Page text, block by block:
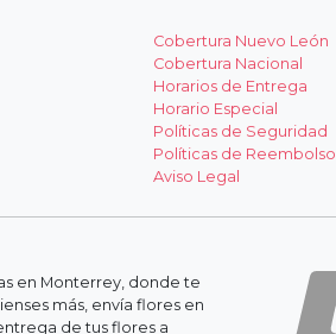
Cobertura Nuevo León
Cobertura Nacional
Horarios de Entrega
Horario Especial
Políticas de Seguridad
Políticas de Reembolso
Aviso Legal
en Monterrey, donde te
más, envía flores en
de tus flores a